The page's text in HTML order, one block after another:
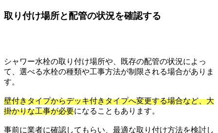
取り付け場所と配管の状況を確認する
シャワー水栓の取り付け場所や、既存の配管の状況によっ
て、選べる水栓の種類や工事方法が制限される場合がありま
す。
壁付きタイプからデッキ付きタイプへ変更する場合など、大
掛かりな工事が必要になることもあります。
事前に業者に確認してもらい、最適な取り付け方法を検討し